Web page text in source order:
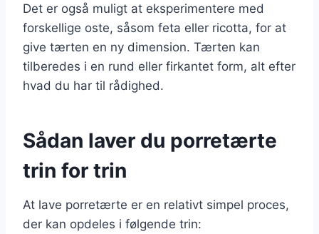
Det er også muligt at eksperimentere med
forskellige oste, såsom feta eller ricotta, for at
give tærten en ny dimension. Tærten kan
tilberedes i en rund eller firkantet form, alt efter
hvad du har til rådighed.
Sådan laver du porretærte
trin for trin
At lave porretærte er en relativt simpel proces,
der kan opdeles i følgende trin: